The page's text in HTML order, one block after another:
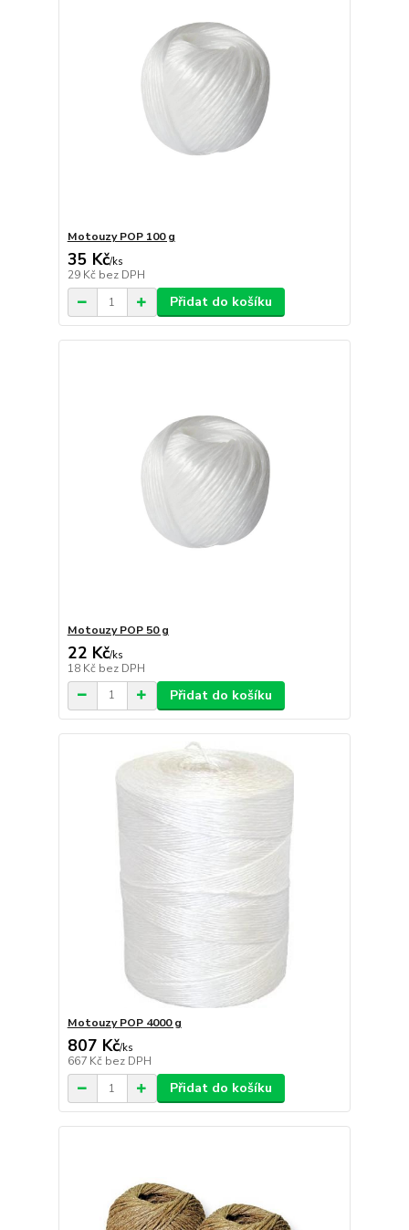
Motouzy POP 100 g
35 Kč/ks
29 Kč bez DPH
Přidat do košíku
Motouzy POP 50 g
22 Kč/ks
18 Kč bez DPH
Přidat do košíku
Motouzy POP 4000 g
807 Kč/ks
667 Kč bez DPH
Přidat do košíku